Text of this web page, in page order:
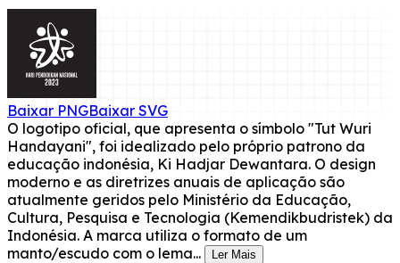
Baixar PNGBaixar SVG
O logotipo oficial, que apresenta o símbolo "Tut Wuri
Handayani", foi idealizado pelo próprio patrono da
educação indonésia, Ki Hadjar Dewantara. O design
moderno e as diretrizes anuais de aplicação são
atualmente geridos pelo Ministério da Educação,
Cultura, Pesquisa e Tecnologia (Kemendikbudristek) da
Indonésia. A marca utiliza o formato de um
manto/escudo com o lema...
Ler Mais